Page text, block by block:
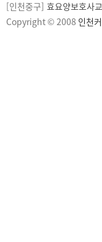
[인천중구] 효요양보호사
Copyright © 2008 인천